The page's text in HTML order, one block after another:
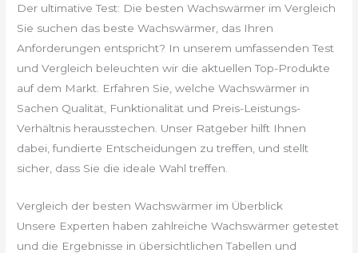
Der ultimative Test: Die besten Wachswärmer im Vergleich
Sie suchen das beste Wachswärmer, das Ihren
Anforderungen entspricht? In unserem umfassenden Test
und Vergleich beleuchten wir die aktuellen Top-Produkte
auf dem Markt. Erfahren Sie, welche Wachswärmer in
Sachen Qualität, Funktionalität und Preis-Leistungs-
Verhältnis herausstechen. Unser Ratgeber hilft Ihnen
dabei, fundierte Entscheidungen zu treffen, und stellt
sicher, dass Sie die ideale Wahl treffen.
Vergleich der besten Wachswärmer im Überblick
Unsere Experten haben zahlreiche Wachswärmer getestet
und die Ergebnisse in übersichtlichen Tabellen und